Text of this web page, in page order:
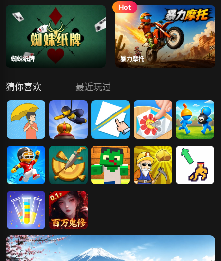
蜘蛛纸牌 暴力摩托
猜你喜欢 最近玩过
陷阱回避 盗贼大师 切割大师 折纸大师 陷阱领主
跳跃大师.io 匕首大师
倒水大师
天剑诀（0.1百
万真充鬼修）